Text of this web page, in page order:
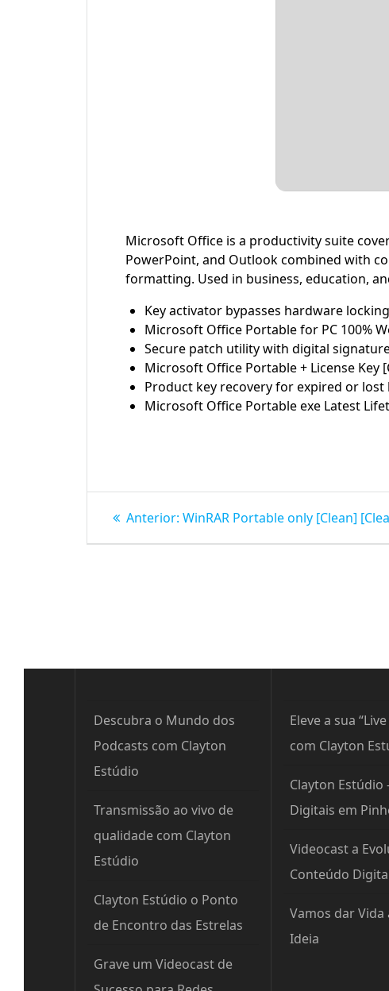
Microsoft Office is a productivity suite
PowerPoint, and Outlook combined with
formatting. Used in business, education,
Key activator bypasses hardware
Microsoft Office Portable for PC 100%
Secure patch utility with digital
Microsoft Office Portable + License Key
Product key recovery for expired or lost
Microsoft Office Portable exe Latest
Navegação
de
Anterior: Post
WinRAR Portable only [Clean]
Descubra o Mundo dos
Podcasts com Clayton
Estúdio
Transmissão ao vivo de
qualidade com Clayton
Estúdio
Clayton Estúdio o Ponto
de Encontro das Estrelas
Grave um Videocast de
Eleve a sua
com Clayton
Clayton Estúdio
Digitais em
Videocast a
Conteúdo
Vamos dar Vida
Ideia